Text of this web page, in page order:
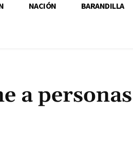
NACIÓN BARANDILLA
a